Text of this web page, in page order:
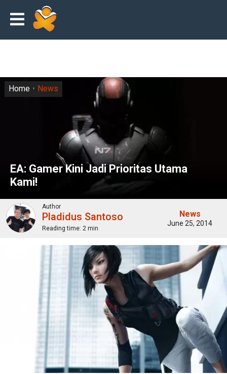
EA: Gamer Kini Jadi Prioritas Utama
Kami!
Home News
Author
Pladidus Santoso
Reading time: 2 min
News
June 25, 2014